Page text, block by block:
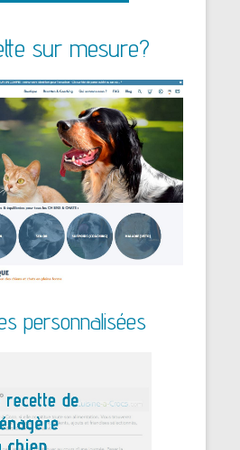
sur mesure?
personnalisées